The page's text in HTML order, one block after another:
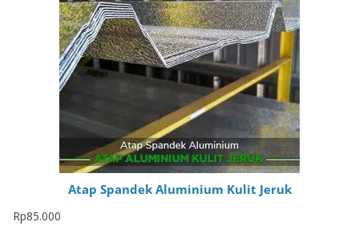
Atap Spandek Aluminium Kulit Jeruk
Rp85.000